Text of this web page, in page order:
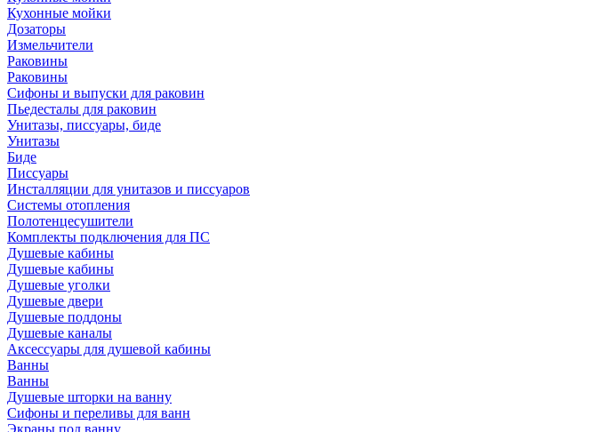
Кухонные мойки
Дозаторы
Измельчители
Раковины
Раковины
Сифоны и выпуски для раковин
Пьедесталы для раковин
Унитазы, писсуары, биде
Унитазы
Биде
Писсуары
Инсталляции для унитазов и писсуаров
Системы отопления
Полотенцесушители
Комплекты подключения для ПС
Душевые кабины
Душевые кабины
Душевые уголки
Душевые двери
Душевые поддоны
Душевые каналы
Аксессуары для душевой кабины
Ванны
Ванны
Душевые шторки на ванну
Сифоны и переливы для ванн
Экраны под ванну